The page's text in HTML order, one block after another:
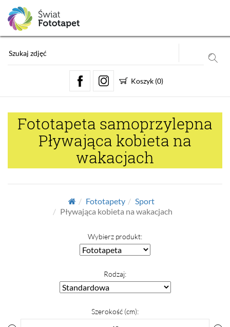
Koszyk (0)
Fototapeta samoprzylepna
Pływająca kobieta na
wakacjach
Fototapety
Sport
Pływająca kobieta na wakacjach
Wybierz produkt:
Rodzaj:
Szerokość (cm):